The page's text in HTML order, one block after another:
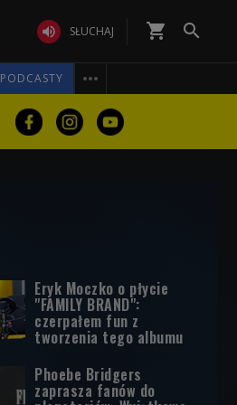
 SŁUCHAJ shopping_cart 
PODCASTY 
Eryk Moczko o płycie
"FAMILY BRAND":
czerpałem fun z
tworzenia tego albumu
Phoebe Bridgers
zaprasza fanów do